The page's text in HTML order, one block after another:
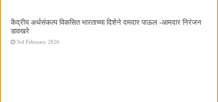
केंद्रीय अर्थसंकल्प विकसित भारताच्या दिशेने दमदार पाऊल -आमदार निरंजन
डावखरे
3rd February 2026